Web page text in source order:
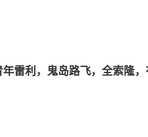
雷利，鬼岛路飞，全索隆